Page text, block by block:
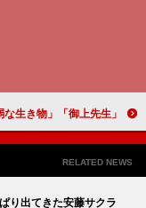
「御上先生」「人間はこの世の動物の中で、最強で最弱な生き物」「考える力のない大人が、考える教育ができるわけがない」
RELATED NEWS
り出てきた安藤サクラ